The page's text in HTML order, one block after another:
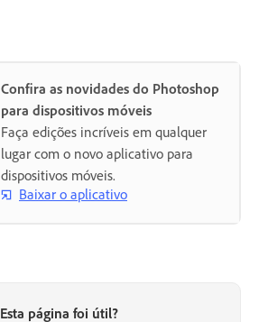
Confira as novidades do Photoshop
para dispositivos móveis
Faça edições incríveis em qualquer
lugar com o novo aplicativo para
dispositivos móveis.
Baixar o aplicativo
Esta página foi útil?